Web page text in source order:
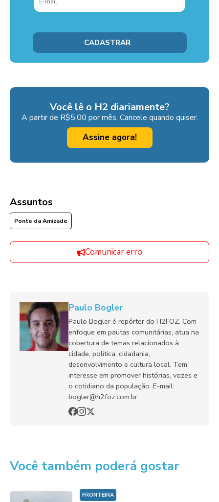
Você lê o H2 diariamente?
A partir de R$5,00 por mês. Cancele quando quiser.
Assine agora!
Assuntos
Ponte da Amizade
Comunicar erro
Paulo Bogler
Paulo Bogler é repórter do H2FOZ. Com
enfoque em pautas comunitárias, atua na
cobertura de temas relacionados à
cidade, política, cidadania,
desenvolvimento e cultura local. Tem
interesse em promover histórias, vozes e
o cotidiano da população. E-mail:
bogler@h2foz.com.br.
Você também poderá gostar
FRONTEIRA